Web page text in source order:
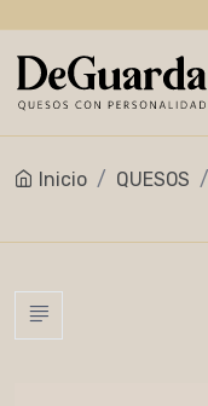
Inicio QUESOS